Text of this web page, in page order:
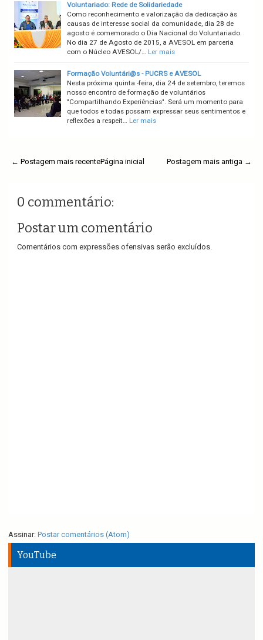
Voluntariado: Rede de Solidariedade
Como reconhecimento e valorização da dedicação às
causas de interesse social da comunidade, dia 28 de
agosto é comemorado o Dia Nacional do Voluntariado.
No dia 27 de Agosto de 2015, a AVESOL em parceria
com o Núcleo AVESOL/… Ler mais
Formação Voluntári@s - PUCRS e AVESOL
Nesta próxima quinta -feira, dia 24 de setembro, teremos
nosso encontro de formação de voluntários
"Compartilhando Experiências". Será um momento para
que todos e todas possam expressar seus sentimentos e
reflexões a respeit… Ler mais
← Postagem mais recente Postagem mais antiga →
Página inicial
0 commentário:
Postar um comentário
Comentários com expressões ofensivas serão excluídos.
Assinar: Postar comentários (Atom)
YouTube